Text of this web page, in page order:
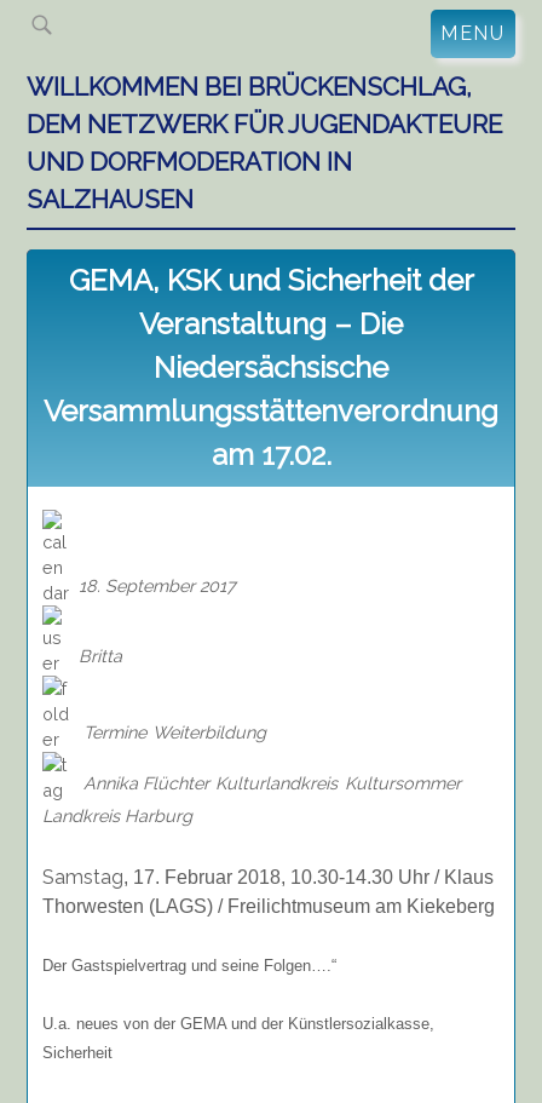
Skip
content
MENU
WILLKOMMEN BEI BRÜCKENSCHLAG,
DEM NETZWERK FÜR JUGENDAKTEURE
UND DORFMODERATION IN
SALZHAUSEN
GEMA, KSK und Sicherheit der
Veranstaltung – Die
Niedersächsische
Versammlungsstättenverordnung
am 17.02.
18. September 2017
Britta
Termine Weiterbildung
Annika Flüchter Kulturlandkreis Kultursommer
Landkreis Harburg
Samstag, 17. Februar 2018, 10.30-14.30 Uhr / Klaus
Thorwesten (LAGS) / Freilichtmuseum am Kiekeberg
Der Gastspielvertrag und seine Folgen….“
U.a. neues von der GEMA und der Künstlersozialkasse,
Sicherheit